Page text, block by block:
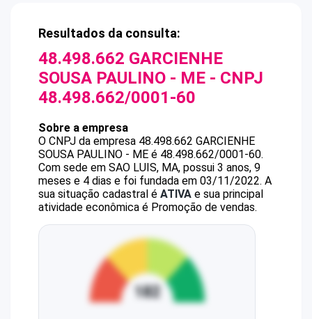
Resultados da consulta:
48.498.662 GARCIENHE
SOUSA PAULINO - ME - CNPJ
48.498.662/0001-60
Sobre a empresa
O CNPJ da empresa 48.498.662 GARCIENHE
SOUSA PAULINO - ME é 48.498.662/0001-60.
Com sede em SAO LUIS, MA, possui 3 anos, 9
meses e 4 dias e foi fundada em 03/11/2022. A
sua situação cadastral é ATIVA e sua principal
atividade econômica é Promoção de vendas.